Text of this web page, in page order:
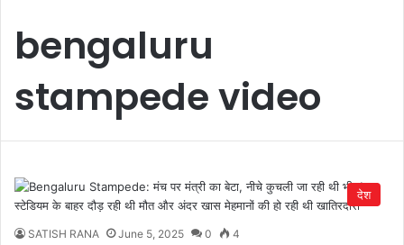
bengaluru
stampede video
देश
SATISH RANA June 5, 2025 0 4